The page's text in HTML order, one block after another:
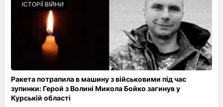
ІСТОРІЇ ВІЙНИ
Ракета потрапила в машину з військовими під час
зупинки: Герой з Волині Микола Бойко загинув у
Курській області